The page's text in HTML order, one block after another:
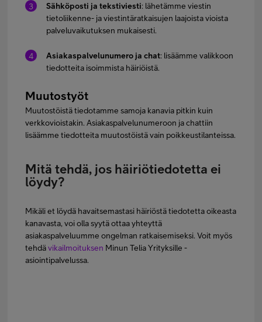
Sähköposti ja tekstiviesti: lähetämme viestin
tietoliikenne- ja viestintäratkaisujen laajoista vioista
palveluvaikutuksen mukaisesti.
Asiakaspalvelunumero ja chat: lisäämme valikkoon
tiedotteita isoimmista häiriöistä.
Muutostyöt
Muutostöistä tiedotamme samoja kanavia pitkin kuin
verkkovioistakin. Asiakaspalvelunumeroon ja chattiin
lisäämme tiedotteita muutostöistä vain poikkeustilanteissa.
Mitä tehdä, jos häiriötiedotetta ei
löydy?
Mikäli et löydä havaitsemastasi häiriöstä tiedotetta oikeasta
kanavasta, voi olla syytä ottaa yhteyttä
asiakaspalveluumme ongelman ratkaisemiseksi. Voit myös
tehdävikailmoituksen Minun Telia Yrityksille -
asiointipalvelussa.